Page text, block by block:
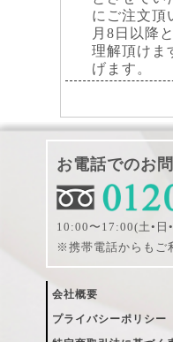
にご注文頂
月8日以降
理解頂けま
げます。
お電話でのお
10:00〜17:00(土•日
※携帯電話からもご
会社概要
プライバシーポリシー